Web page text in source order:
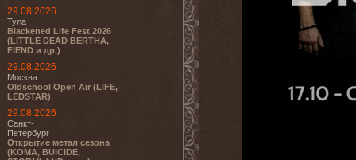
29.08.2026
Тула
Blackened Life Fest 2026
(LITTLE DEAD BERTHA,
FIEND и др.)
29.08.2026
Москва
Oldschool Open Air (LIFE,
LEDSTAR)
29.08.2026
Санкт-
Петербург
Открытие метал сезона
(KOMA, BUICIDE,